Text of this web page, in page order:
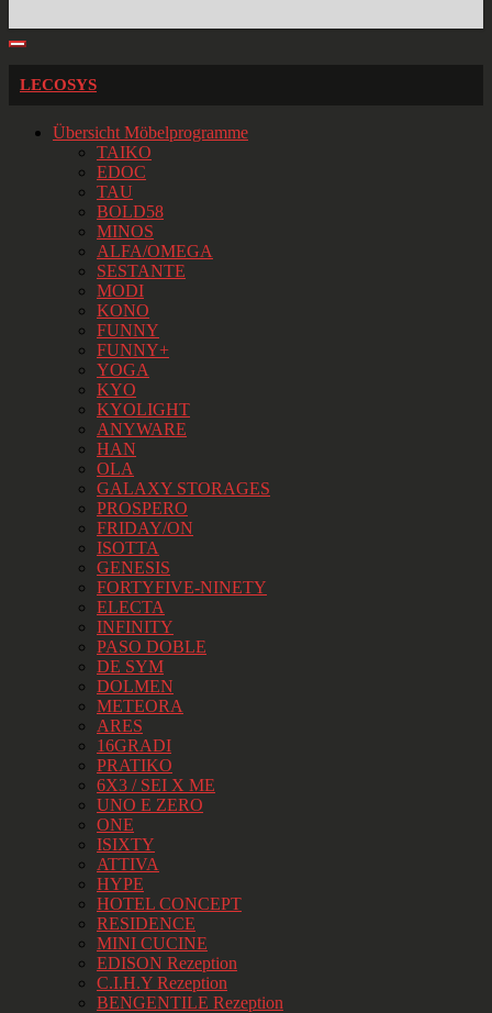
LECOSYS
Übersicht Möbelprogramme
TAIKO
EDOC
TAU
BOLD58
MINOS
ALFA/OMEGA
SESTANTE
MODI
KONO
FUNNY
FUNNY+
YOGA
KYO
KYOLIGHT
ANYWARE
HAN
OLA
GALAXY STORAGES
PROSPERO
FRIDAY/ON
ISOTTA
GENESIS
FORTYFIVE-NINETY
ELECTA
INFINITY
PASO DOBLE
DE SYM
DOLMEN
METEORA
ARES
16GRADI
PRATIKO
6X3 / SEI X ME
UNO E ZERO
ONE
ISIXTY
ATTIVA
HYPE
HOTEL CONCEPT
RESIDENCE
MINI CUCINE
EDISON Rezeption
C.I.H.Y Rezeption
BENGENTILE Rezeption